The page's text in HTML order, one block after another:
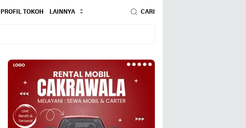
PROFIL TOKOH LAINNYA CARI